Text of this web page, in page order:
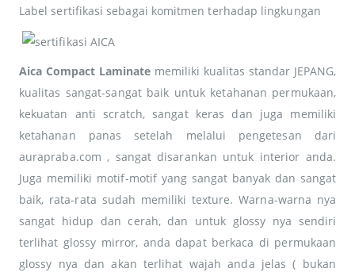
Label sertifikasi sebagai komitmen terhadap lingkungan
Aica Compact Laminate memiliki kualitas standar JEPANG,
kualitas sangat-sangat baik untuk ketahanan permukaan,
kekuatan anti scratch, sangat keras dan juga memiliki
ketahanan panas setelah melalui pengetesan dari
aurapraba.com , sangat disarankan untuk interior anda.
Juga memiliki motif-motif yang sangat banyak dan sangat
baik, rata-rata sudah memiliki texture. Warna-warna nya
sangat hidup dan cerah, dan untuk glossy nya sendiri
terlihat glossy mirror, anda dapat berkaca di permukaan
glossy nya dan akan terlihat wajah anda jelas ( bukan